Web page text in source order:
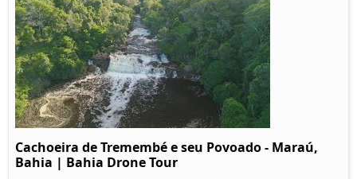
Cachoeira de Tremembé e seu Povoado - Maraú,
Bahia | Bahia Drone Tour